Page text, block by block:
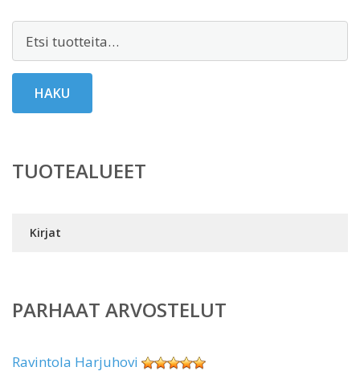
HAKU
TUOTEALUEET
Kirjat
PARHAAT ARVOSTELUT
Ravintola Harjuhovi